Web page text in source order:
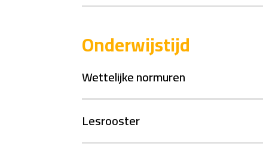
Onderwijstijd
Wettelijke normuren
Lesrooster